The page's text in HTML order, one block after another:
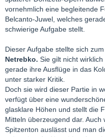
vornehmlich eine begleitende
Belcanto-Juwel, welches
schwierige Aufgabe stellt.
Dieser Aufgabe stellte sich
Netrebko. Sie gilt nicht
gerade ihre Ausflüge in das
unter starker Kritik.
Doch sie wird dieser Partie in
verfügt über eine
glasklare Höhen und stellt die
Mitteln überzeugend dar.
Spitzenton auslässt und man